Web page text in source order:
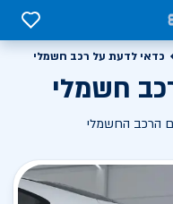
0
כדאי לדעת על רכב חשמלי
חשמלי
הרכב החשמלי